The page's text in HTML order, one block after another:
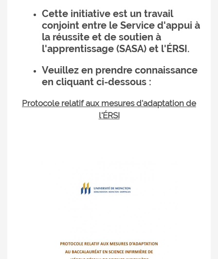
Cette initiative est un travail
conjoint entre le Service d'appui à
la réussite et de soutien à
l'apprentissage (SASA) et l'ÉRSI.
Veuillez en prendre connaissance
en cliquant ci-dessous :
Protocole relatif aux mesures d'adaptation de
l'ÉRSI